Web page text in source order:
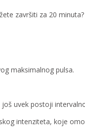
završiti za 20 minuta?
maksimalnog pulsa.
uvek postoji
intenziteta, koje